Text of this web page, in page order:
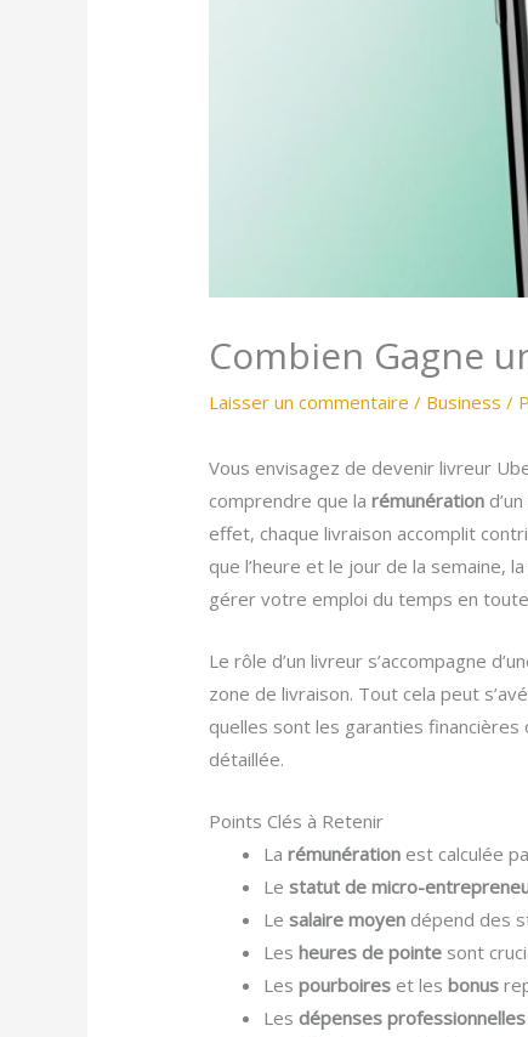
Combien Gagne
Laisser un commentaire / Business /
Vous envisagez de devenir livreur
comprendre que larémunération
effet, chaque livraison accomplit
que l’heure et le jour de la semaine,
gérer votre emploi du temps en
Le rôle d’un livreur s’accompagne
zone de livraison. Tout cela peut
quelles sont les garanties financières
détaillée.
Points Clés à Retenir
Larémunération est calculée
Lestatut de micro-
Lesalaire moyen dépend des
Lesheures de pointe sont
Lespourboires et lesbonus
Lesdépenses professionnelles